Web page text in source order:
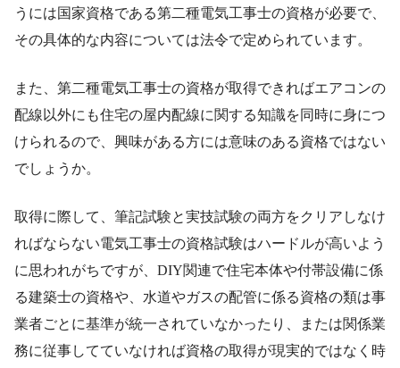
うには国家資格である第二種電気工事士の資格が必要で、
その具体的な内容については法令で定められています。
また、第二種電気工事士の資格が取得できればエアコンの
配線以外にも住宅の屋内配線に関する知識を同時に身につ
けられるので、興味がある方には意味のある資格ではない
でしょうか。
取得に際して、筆記試験と実技試験の両方をクリアしなけ
ればならない電気工事士の資格試験はハードルが高いよう
に思われがちですが、DIY関連で住宅本体や付帯設備に係
る建築士の資格や、水道やガスの配管に係る資格の類は事
業者ごとに基準が統一されていなかったり、または関係業
務に従事してていなければ資格の取得が現実的ではなく時